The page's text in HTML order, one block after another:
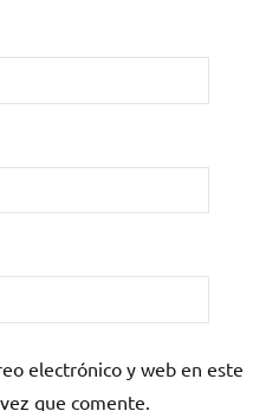
electrónico y web en este
que comente.